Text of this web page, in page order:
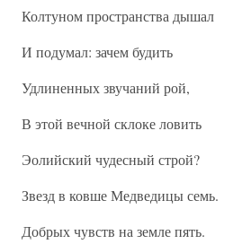
Колтуном пространства дышал
И подумал: зачем будить
Удлиненных звучаний рой,
В этой вечной склоке ловить
Эолийский чудесный строй?
Звезд в ковше Медведицы семь.
Добрых чувств на земле пять.